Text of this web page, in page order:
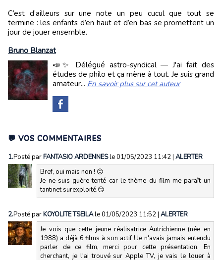
C’est d’ailleurs sur une note un peu cucul que tout se
termine : les enfants d’en haut et d’en bas se promettent un
jour de jouer ensemble.
Bruno Blanzat
📣✨ Délégué astro-syndical — J'ai fait des
études de philo et ça mène à tout. Je suis grand
amateur... En savoir plus sur cet auteur
💬 VOS COMMENTAIRES
1.Posté parFANTASIO ARDENNESle 01/05/2023 11:42| ALERTER
Bref, oui mais non ! 😛
Je ne suis guère tenté car le thème du film me paraît un
tantinet surexploité.😏
2.Posté parKOYOLITE TSEILAle 01/05/2023 11:52| ALERTER
Je vois que cette jeune réalisatrice Autrichienne (née en
1988) a déjà 6 films à son actif ! Je n'avais jamais entendu
parler de ce film, merci pour cette présentation. En
cherchant, je l'ai trouvé sur Apple TV, je vais le louer à